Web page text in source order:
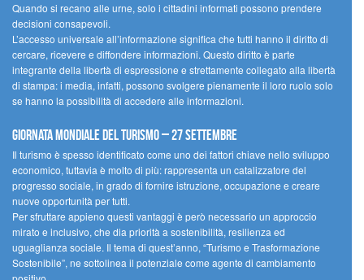
Quando si recano alle urne, solo i cittadini informati possono prendere
decisioni consapevoli.
L’accesso universale all’informazione significa che tutti hanno il diritto di
cercare, ricevere e diffondere informazioni. Questo diritto è parte
integrante della libertà di espressione e strettamente collegato alla libertà
di stampa: i media, infatti, possono svolgere pienamente il loro ruolo solo
se hanno la possibilità di accedere alle informazioni.
Giornata mondiale del turismo – 27 settembre
Il turismo è spesso identificato come uno dei fattori chiave nello sviluppo
economico, tuttavia è molto di più: rappresenta un catalizzatore del
progresso sociale, in grado di fornire istruzione, occupazione e creare
nuove opportunità per tutti.
Per sfruttare appieno questi vantaggi è però necessario un approccio
mirato e inclusivo, che dia priorità a sostenibilità, resilienza ed
uguaglianza sociale. Il tema di quest’anno, “Turismo e Trasformazione
Sostenibile”, ne sottolinea il potenziale come agente di cambiamento